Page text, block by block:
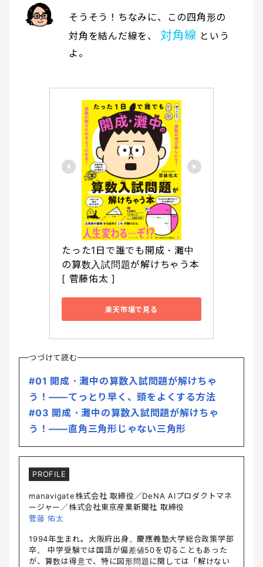
そうそう！ちなみに、この四角形の
対角を結んだ線を、
対角線 という
よ。
たった1日で誰でも開成・灘中
の算数入試問題が解けちゃう本
[ 菅藤佑太 ]
楽天市場で見る
つづけて読む
#01 開成・灘中の算数入試問題が解けちゃ
う！――てっとり早く、頭をよくする方法
#03 開成・灘中の算数入試問題が解けちゃ
う！――直角三角形じゃない三角形
PROFILE
manavigate株式会社 取締役／DeNA AIプロダクトマネ
ージャー／株式会社東京産業新聞社 取締役
菅藤 佑太
1994年生まれ。大阪府出身。慶應義塾大学総合政策学部
卒。 中学受験では国語が偏差値50を切ることもあった
が、算数は得意で、特に図形問題に関しては「解けない